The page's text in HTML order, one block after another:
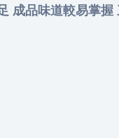
成品味道較易掌握